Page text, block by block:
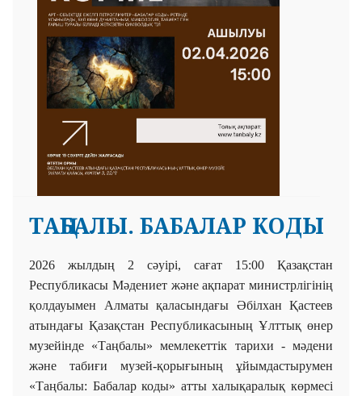
ТАҢБАЛЫ. БАБАЛАР КОДЫ
2026 жылдың 2 сәуірі, сағат 15:00 Қазақстан
Республикасы Мәдениет және ақпарат министрлігінің
қолдауымен Алматы қаласындағы Әбілхан Қастеев
атындағы Қазақстан Республикасының Ұлттық өнер
музейінде «Таңбалы» мемлекеттік тарихи - мәдени
және табиғи музей-қорығының ұйымдастырумен
«Таңбалы: Бабалар коды» атты халықаралық көрмесі